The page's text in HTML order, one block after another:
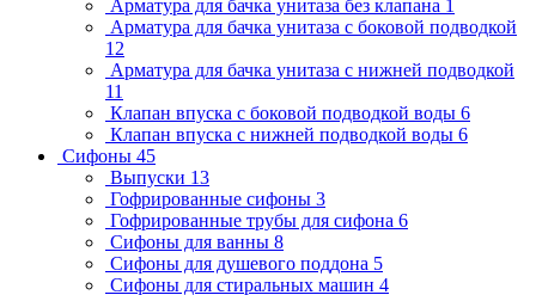
Арматура для бачка унитаза без клапана 1
Арматура для бачка унитаза с боковой подводкой
12
Арматура для бачка унитаза с нижней подводкой
11
Клапан впуска с боковой подводкой воды 6
Клапан впуска с нижней подводкой воды 6
Сифоны 45
Выпуски 13
Гофрированные сифоны 3
Гофрированные трубы для сифона 6
Сифоны для ванны 8
Сифоны для душевого поддона 5
Сифоны для стиральных машин 4